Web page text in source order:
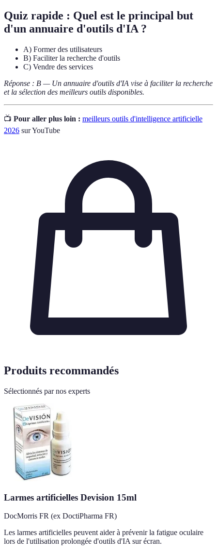
Quiz rapide : Quel est le principal but
d'un annuaire d'outils d'IA ?
A) Former des utilisateurs
B) Faciliter la recherche d'outils
C) Vendre des services
Réponse : B — Un annuaire d'outils d'IA vise à faciliter la recherche
et la sélection des meilleurs outils disponibles.
📺 Pour aller plus loin : meilleurs outils d'intelligence artificielle
2026 sur YouTube
Produits recommandés
Sélectionnés par nos experts
Larmes artificielles Devision 15ml
DocMorris FR (ex DoctiPharma FR)
Les larmes artificielles peuvent aider à prévenir la fatigue oculaire
lors de l'utilisation prolongée d'outils d'IA sur écran.